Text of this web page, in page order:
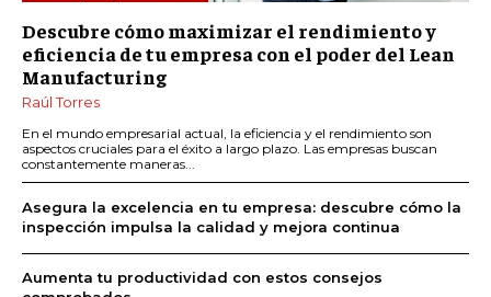
Descubre cómo maximizar el rendimiento y
eficiencia de tu empresa con el poder del Lean
Manufacturing
Raúl Torres
En el mundo empresarial actual, la eficiencia y el rendimiento son
aspectos cruciales para el éxito a largo plazo. Las empresas buscan
constantemente maneras...
Asegura la excelencia en tu empresa: descubre cómo la
inspección impulsa la calidad y mejora continua
Aumenta tu productividad con estos consejos